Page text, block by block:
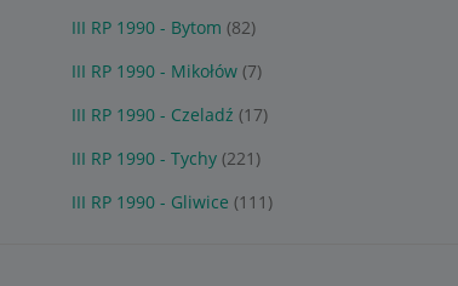
III RP 1990 - Bytom (82)
III RP 1990 - Mikołów (7)
III RP 1990 - Czeladź (17)
III RP 1990 - Tychy (221)
III RP 1990 - Gliwice (111)